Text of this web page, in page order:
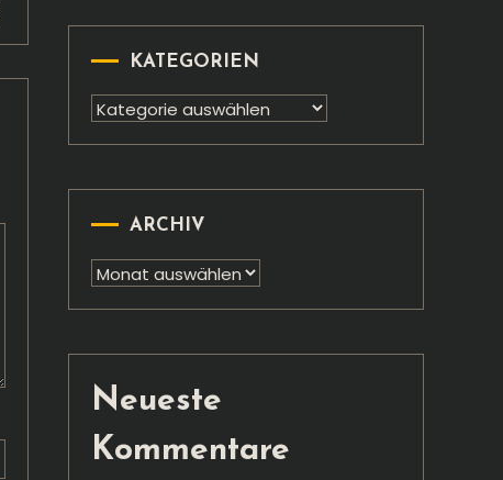
KATEGORIEN
Kategorien
ARCHIV
Archiv
Neueste
Kommentare